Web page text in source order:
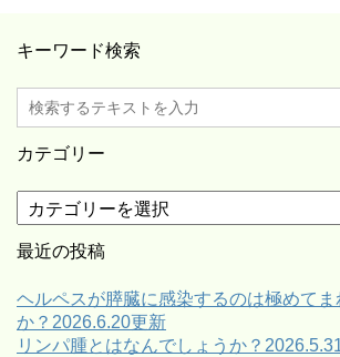
キーワード検索
カテゴリー
テ
ゴ
ー
最近の投稿
ヘルペスが膵臓に感染するのは極めて
か？2026.6.20更新
リンパ腫とはなんでしょうか？